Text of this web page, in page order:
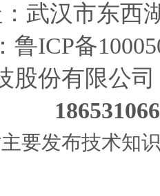
武汉市东西
鲁ICP备
股份有限公司
要发布技术知